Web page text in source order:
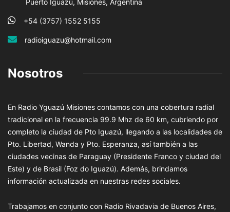
Puerto Iguazú, Misiones, Argentina
+54 (3757) 1552 5155
radioiguazu@hotmail.com
Nosotros
En Radio Yguazú Misiones contamos con una cobertura radial
tradicional en la frecuencia 99.9 Mhz de 60 km, cubriendo por
completo la ciudad de Pto Iguazú, llegando a las localidades de
Pto. Libertad, Wanda y Pto. Esperanza, así también a las
ciudades vecinas de Paraguay (Presidente Franco y ciudad del
Este) y de Brasil (Foz do Iguazú). Además, brindamos
información actualizada en nuestras redes sociales.
Trabajamos en conjunto con Radio Rivadavia de Buenos Aires,